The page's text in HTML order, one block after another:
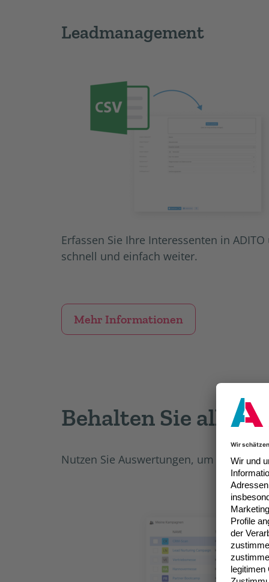
Leadmanagement
Erfassen Sie Ihre Interessenten in
schnell und einfach weiter.
Mehr Informationen
Behalten Sie alle
Nutzen Sie Auswertungen, um